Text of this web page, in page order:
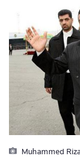
Muhammed